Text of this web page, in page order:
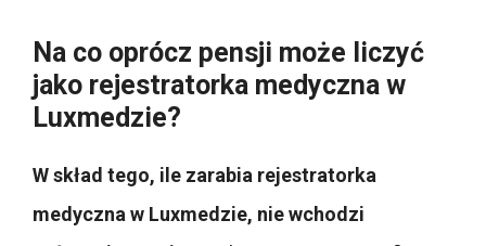
Na co oprócz pensji może liczyć
jako rejestratorka medyczna w
Luxmedzie?
W skład tego, ile zarabia rejestratorka
medyczna w Luxmedzie, nie wchodzi